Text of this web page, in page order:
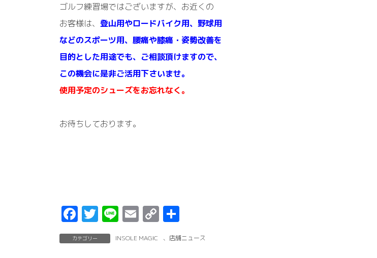
ゴルフ練習場ではございますが、お近くの
お客様は、 登山用やロードバイク用、野球用
などのスポーツ用、腰痛や膝痛・姿勢改善を
目的とした用途でも、ご相談頂けますので、
この機会に是非ご活用下さいませ。
使用予定のシューズをお忘れなく。
お待ちしております。
F
a
c
T
w
it
Li
e
E
ai
C
p
有
カテゴリー INSOLE MAGIC 、 店舗ニュース